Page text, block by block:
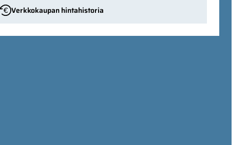
Verkkokaupan hintahistoria